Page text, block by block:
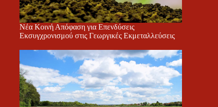
Νέα Κοινή Απόφαση για Επενδύσεις
Εκσυγχρονισμού στις Γεωργικές Εκμεταλλεύσεις